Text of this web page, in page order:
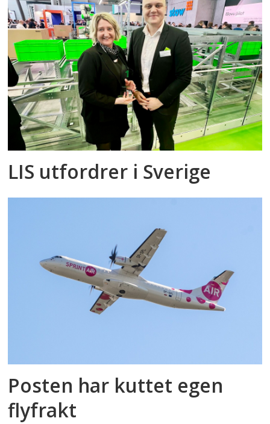
LIS utfordrer i Sverige
Posten har kuttet egen
flyfrakt